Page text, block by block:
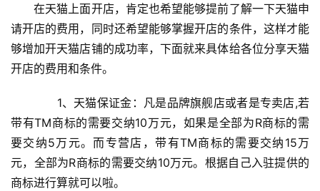
在天猫上面开店，肯定也希望能够提前了解一下天猫申
请开店的费用，同时还希望能够掌握开店的条件，这样才能
够增加开天猫店铺的成功率，下面就来具体给各位分享天猫
开店的费用和条件。
1、天猫保证金：凡是品牌旗舰店或者是专卖店,若
带有TM商标的需要交纳10万元，如果是全部为R商标的需
要交纳5万元。而专营店，带有TM商标的需要交纳15万
元，全部为R商标的需要交纳10万元。根据自己入驻提供的
商标进行算就可以啦。